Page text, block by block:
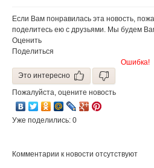
Если Вам понравилась эта новость,
поделитесь ею с друзьями. Мы будем
Оценить
Поделиться
Ошибка!
Это интересно
Пожалуйста, оцените новость
Уже поделились: 0
Комментарии к новости отсутствуют